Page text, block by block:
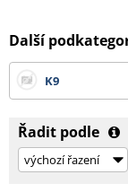
1 paleta.....3000 Kč (do
Každá další započatá
Morava - 1 CC ....... 500
Čechy, Slovensko -
Další
K9
Řadit podle